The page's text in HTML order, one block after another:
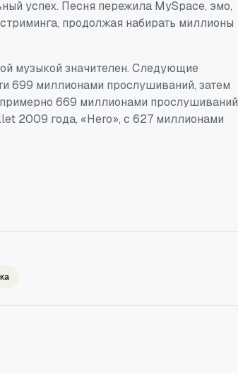
успех. Песня пережила MySpace, эмо,
продолжая набирать миллионы
музыкой значителен. Следующие
699 миллионами прослушиваний, затем
669 миллионами прослушиваний
2009 года, «Hero», с 627 миллионами